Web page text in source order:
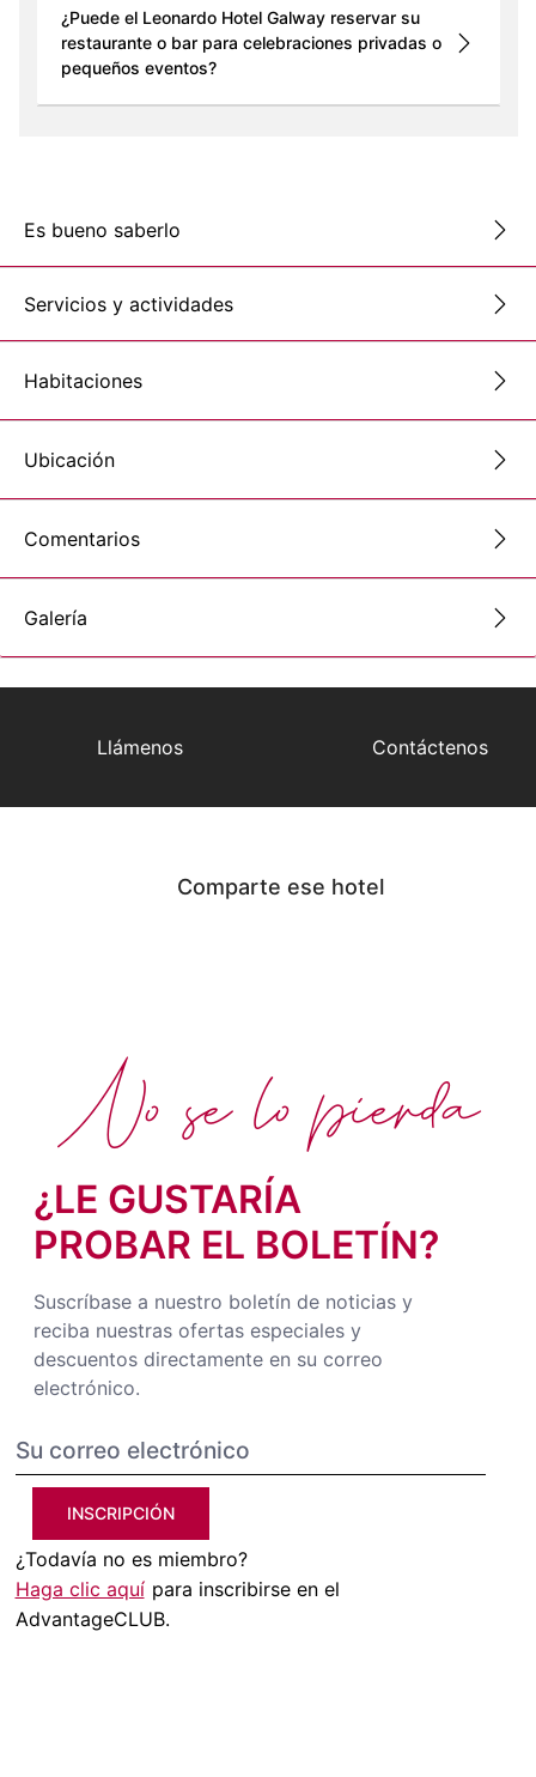
¿Puede el Leonardo Hotel Galway reservar su
restaurante o bar para celebraciones privadas o
pequeños eventos?
Es bueno saberlo
Servicios y actividades
Habitaciones
Ubicación
Comentarios
Galería
Llámenos Contáctenos
Comparte ese hotel
¿LE GUSTARÍA
PROBAR EL BOLETÍN?
Suscríbase a nuestro boletín de noticias y
reciba nuestras ofertas especiales y
descuentos directamente en su correo
electrónico.
INSCRIPCIÓN
¿Todavía no es miembro?
Haga clic aquí para inscribirse en el
AdvantageCLUB.
No se lo pierda